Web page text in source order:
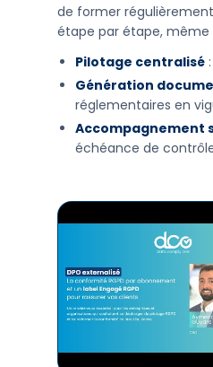
de former
étape par étape, même
Pilotage centralisé
Génération
réglementaires en
Accompagnement
échéance de